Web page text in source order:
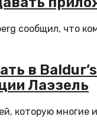
сообщил, что
в
Лаэзель
которую многие